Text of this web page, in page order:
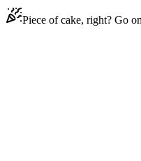
Piece of cake, right? Go